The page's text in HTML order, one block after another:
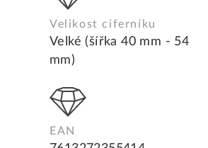
Velikost ciferníku
Velké (šířka 40 mm - 54
mm)
EAN